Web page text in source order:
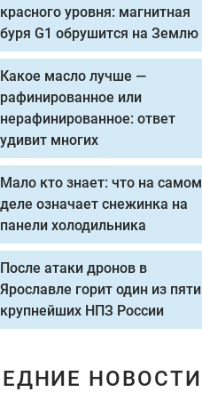
красного уровня: магнитная
буря G1 обрушится на Землю
Какое масло лучше —
рафинированное или
нерафинированное: ответ
удивит многих
Мало кто знает: что на самом
деле означает снежинка на
панели холодильника
После атаки дронов в
Ярославле горит один из пяти
крупнейших НПЗ России
НОВОСТИ